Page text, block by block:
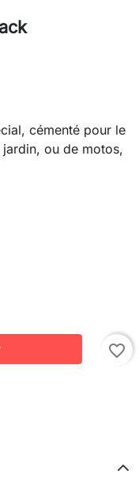
cémenté pour le
ou de motos,
favorite_border